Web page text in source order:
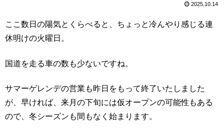
2025.10.14
ここ数日の陽気とくらべると、ちょっと冷んやり感じる連
休明けの火曜日。
国道を走る車の数も少ないですね。
サマーゲレンデの営業も昨日をもって終了いたしました
が、早ければ、来月の下旬には仮オープンの可能性もある
ので、冬シーズンも間もなく始まります。